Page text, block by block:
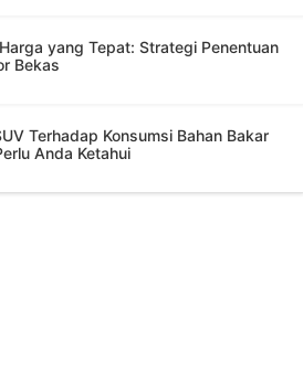
yang Tepat: Strategi Penentuan
Bekas
Terhadap Konsumsi Bahan Bakar
Anda Ketahui